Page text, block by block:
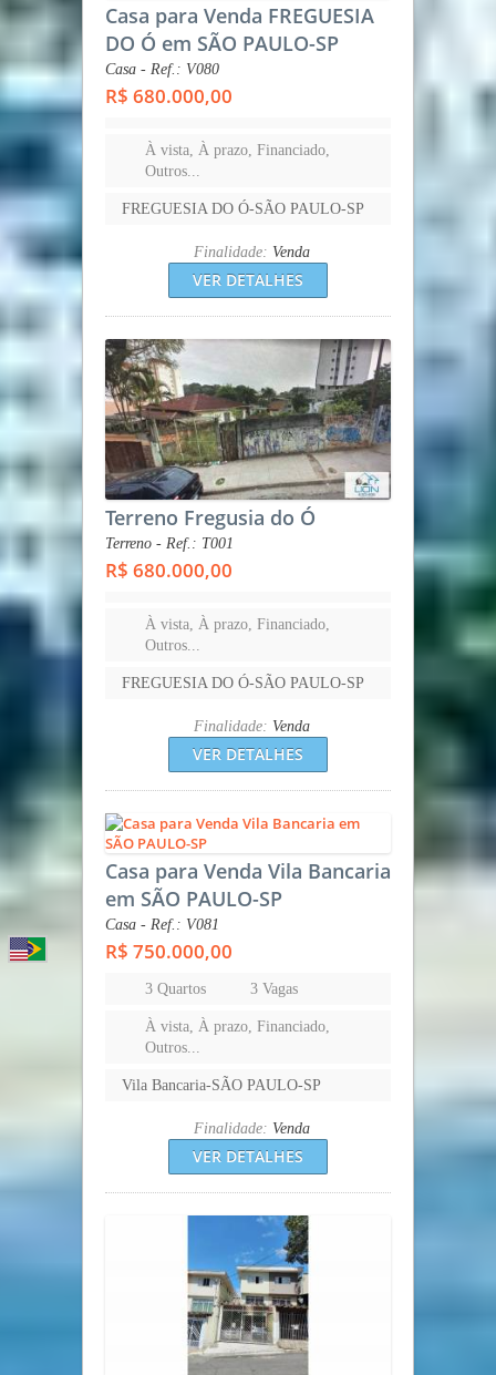
Casa para Venda FREGUESIA
DO Ó em SÃO PAULO-SP
Casa - Ref.: V080
R$ 680.000,00
À vista, À prazo, Financiado,
Outros...
FREGUESIA DO Ó-SÃO PAULO-SP
Finalidade: Venda
VER DETALHES
Terreno Fregusia do Ó
Terreno - Ref.: T001
R$ 680.000,00
À vista, À prazo, Financiado,
Outros...
FREGUESIA DO Ó-SÃO PAULO-SP
Finalidade: Venda
VER DETALHES
Casa para Venda Vila Bancaria
em SÃO PAULO-SP
Casa - Ref.: V081
R$ 750.000,00
3 Quartos 3 Vagas
À vista, À prazo, Financiado,
Outros...
Vila Bancaria-SÃO PAULO-SP
Finalidade: Venda
VER DETALHES